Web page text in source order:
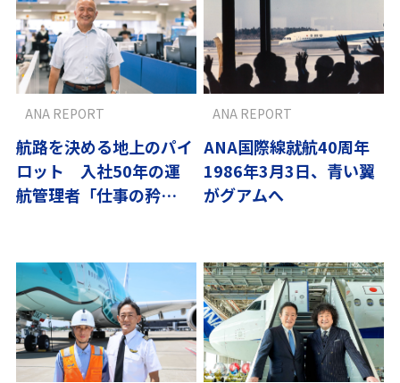
航路を決める地上のパイ
ロット 入社50年の運
航管理者「仕事の矜
ANA REPORT
ANA国際線就航40周年
1986年3月3日、青い翼
がグアムへ
ANA REPORT